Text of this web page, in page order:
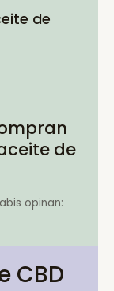
de
de
opinan:
CBD